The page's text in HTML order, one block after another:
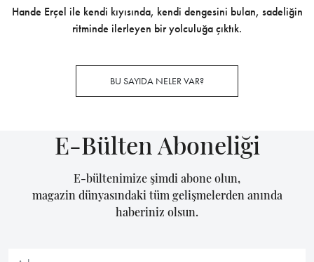
Hande Erçel ile kendi kıyısında, kendi dengesini bulan, sadeliğin
ritminde ilerleyen bir yolculuğa çıktık.
BU SAYIDA NELER VAR?
E-Bülten Aboneliği
E-bültenimize şimdi abone olun,
magazin dünyasındaki tüm gelişmelerden anında
haberiniz olsun.